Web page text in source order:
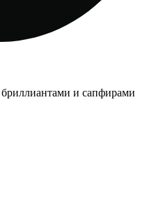
бриллиантами и сапфирами